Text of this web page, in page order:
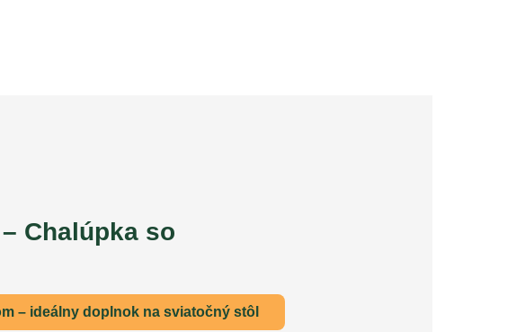
Chalúpka so
– ideálny doplnok na sviatočný stôl